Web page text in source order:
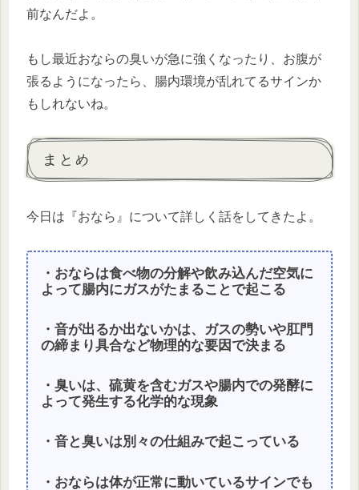
前なんだよ。
もし最近おならの臭いが急に強くなったり、お腹が
張るようになったら、腸内環境が乱れてるサインか
もしれないね。
まとめ
今日は『おなら』について詳しく話をしてきたよ。
・おならは食べ物の分解や飲み込んだ空気に
よって腸内にガスがたまることで起こる
・音が出るか出ないかは、ガスの勢いや肛門
の締まり具合など物理的な要因で決まる
・臭いは、硫黄を含むガスや腸内での発酵に
よって発生する化学的な現象
・音と臭いは別々の仕組みで起こっている
・おならは体が正常に動いているサインでも